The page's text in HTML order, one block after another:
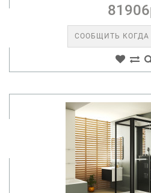
СООБЩИТЬ КОГДА